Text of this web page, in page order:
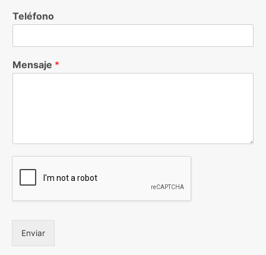
Teléfono
Mensaje *
Enviar